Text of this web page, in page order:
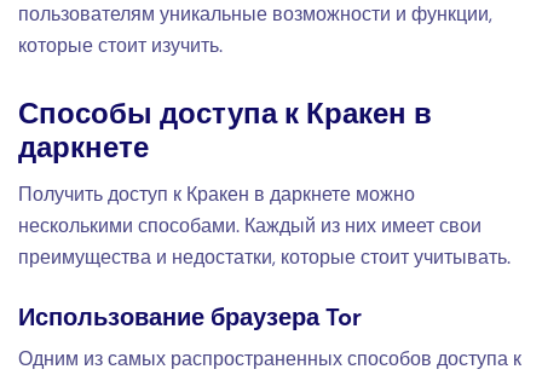
пользователям уникальные возможности и функции,
которые стоит изучить.
Способы доступа к Кракен в
даркнете
Получить доступ к Кракен в даркнете можно
несколькими способами. Каждый из них имеет свои
преимущества и недостатки, которые стоит учитывать.
Использование браузера Tor
Одним из самых распространенных способов доступа к